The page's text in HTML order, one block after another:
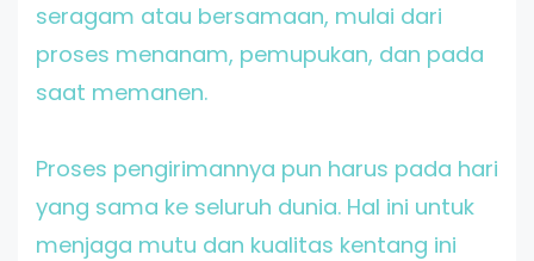
seragam atau bersamaan, mulai dari
proses menanam, pemupukan, dan pada
saat memanen.
Proses pengirimannya pun harus pada hari
yang sama ke seluruh dunia. Hal ini untuk
menjaga mutu dan kualitas kentang ini